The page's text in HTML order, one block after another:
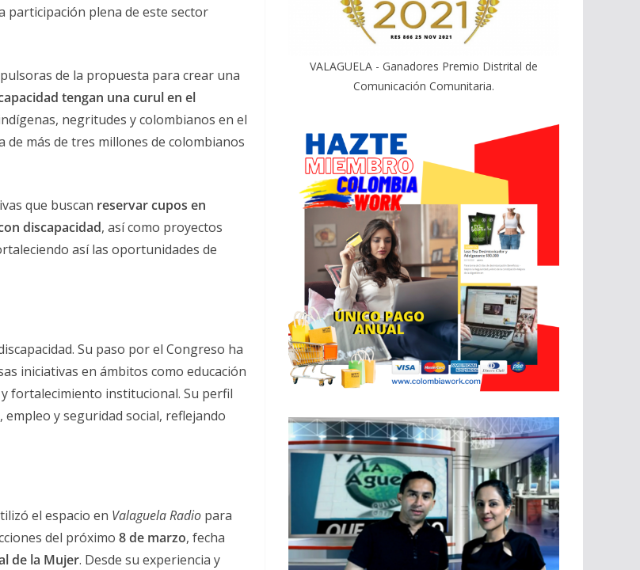
participación plena de este sector
de la propuesta para crear una
tengan una curul en el
negritudes y colombianos en el
más de tres millones de colombianos
que buscan reservar cupos en
discapacidad, así como proyectos
así las oportunidades de
Su paso por el Congreso ha
iniciativas en ámbitos como educación
fortalecimiento institucional. Su perfil
y seguridad social, reflejando
el espacio en Valaguela Radio para
del próximo 8 de marzo, fecha
de la Mujer. Desde su experiencia y
VALAGUELA - Ganadores Premio Distrital de
Comunicación Comunitaria.